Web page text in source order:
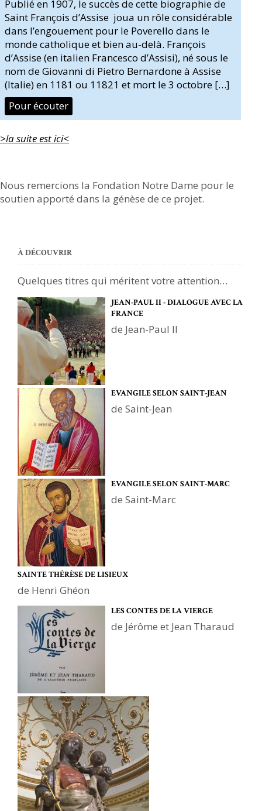
Publié en 1907, le succès de cette biographie de
Saint François d’Assise joua un rôle considérable
dans l’engouement pour le Poverello dans le
monde catholique et bien au-delà. François
d’Assise (en italien Francesco d’Assisi), né sous le
nom de Giovanni di Pietro Bernardone à Assise
(Italie) en 1181 ou 11821 et mort le 3 octobre […]
Pour écouter
>la suite est ici<
Nous remercions la Fondation Notre Dame pour le
soutien apporté dans la génèse de ce projet.
À DÉCOUVRIR
Quelques titres qui méritent votre attention…
JEAN-PAUL II - DIALOGUE AVEC LA
FRANCE
de Jean-Paul II
EVANGILE SELON SAINT-JEAN
de Saint-Jean
EVANGILE SELON SAINT-MARC
de Saint-Marc
SAINTE THÉRÈSE DE LISIEUX
de Henri Ghéon
LES CONTES DE LA VIERGE
de Jérôme et Jean Tharaud